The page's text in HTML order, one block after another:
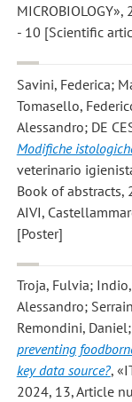
- 10 [Scientific
Savini, Federica;
Tomasello,
Alessandro; DE
Modifiche
veterinario
Book of abstracts,
AIVI,
[Poster]
Troja, Fulvia;
Alessandro;
Remondini,
preventing
key data source?,
2024, 13, Article